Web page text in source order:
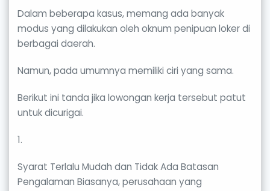
Dalam beberapa kasus, memang ada banyak
modus yang dilakukan oleh oknum penipuan loker di
berbagai daerah.
Namun, pada umumnya memiliki ciri yang sama.
Berikut ini tanda jika lowongan kerja tersebut patut
untuk dicurigai.
1.
Syarat Terlalu Mudah dan Tidak Ada Batasan
Pengalaman Biasanya, perusahaan yang